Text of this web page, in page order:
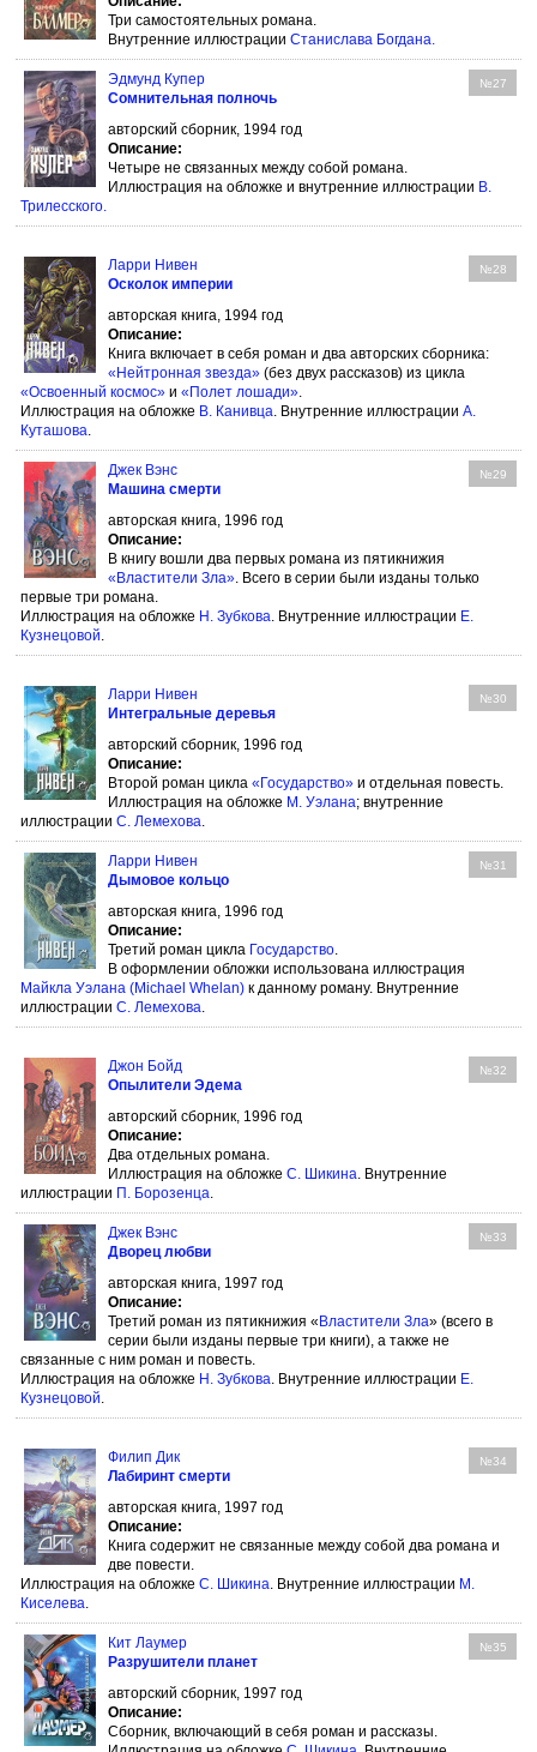
Три самостоятельных романа.
Внутренние иллюстрации Станислава Богдана.
Эдмунд Купер №27
Сомнительная полночь
авторский сборник, 1994 год
Описание:
Четыре не связанных между собой романа.
Иллюстрация на обложке и внутренние иллюстрации В.
Трилесского.
Ларри Нивен №28
Осколок империи
авторская книга, 1994 год
Описание:
Книга включает в себя роман и два авторских сборника:
«Нейтронная звезда» (без двух рассказов) из цикла
«Освоенный космос» и «Полет лошади».
Иллюстрация на обложке В. Канивца. Внутренние иллюстрации А.
Куташова.
Джек Вэнс №29
Машина смерти
авторская книга, 1996 год
Описание:
В книгу вошли два первых романа из пятикнижия
«Властители Зла». Всего в серии были изданы только
первые три романа.
Иллюстрация на обложке Н. Зубкова. Внутренние иллюстрации Е.
Кузнецовой.
Ларри Нивен №30
Интегральные деревья
авторский сборник, 1996 год
Описание:
Второй роман цикла «Государство» и отдельная повесть.
Иллюстрация на обложке М. Уэлана; внутренние
иллюстрации С. Лемехова.
Ларри Нивен №31
Дымовое кольцо
авторская книга, 1996 год
Описание:
Третий роман цикла Государство.
В оформлении обложки использована иллюстрация
Майкла Уэлана (Michael Whelan) к данному роману. Внутренние
иллюстрации С. Лемехова.
Джон Бойд №32
Опылители Эдема
авторский сборник, 1996 год
Описание:
Два отдельных романа.
Иллюстрация на обложке С. Шикина. Внутренние
иллюстрации П. Борозенца.
Джек Вэнс №33
Дворец любви
авторская книга, 1997 год
Описание:
Третий роман из пятикнижия « Властители Зла» (всего в
серии были изданы первые три книги), а также не
связанные с ним роман и повесть.
Иллюстрация на обложке Н. Зубкова. Внутренние иллюстрации Е.
Кузнецовой.
Филип Дик №34
Лабиринт смерти
авторская книга, 1997 год
Описание:
Книга содержит не связанные между собой два романа и
две повести.
Иллюстрация на обложке С. Шикина. Внутренние иллюстрации М.
Киселева.
Кит Лаумер №35
Разрушители планет
авторский сборник, 1997 год
Описание:
Сборник, включающий в себя роман и рассказы.